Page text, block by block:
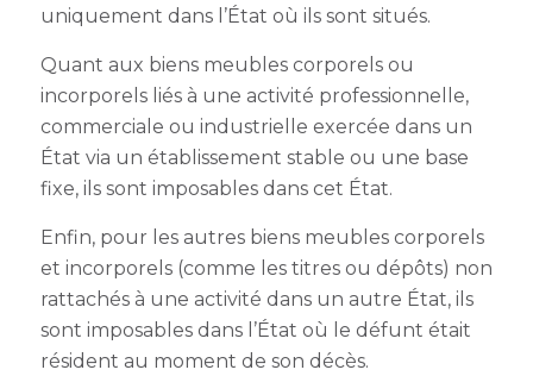
uniquement dans l’État où ils sont situés.
Quant aux biens meubles corporels ou
incorporels liés à une activité professionnelle,
commerciale ou industrielle exercée dans un
État via un établissement stable ou une base
fixe, ils sont imposables dans cet État.
Enfin, pour les autres biens meubles corporels
et incorporels (comme les titres ou dépôts) non
rattachés à une activité dans un autre État, ils
sont imposables dans l’État où le défunt était
résident au moment de son décès.